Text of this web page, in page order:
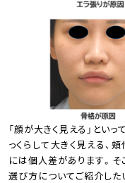
「顔が大きく見える」とい
っくらして大きく見える
には個人差があります。
選び方についてご紹介した